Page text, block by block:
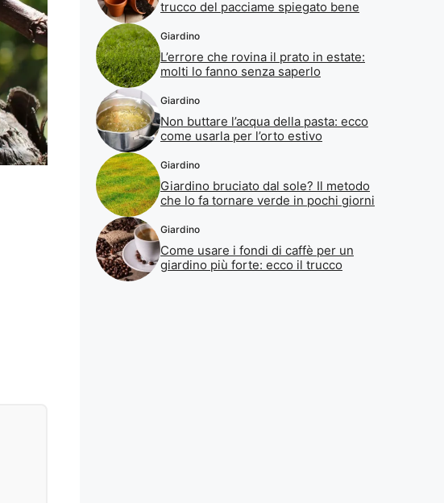
trucco del pacciame spiegato bene
Giardino
L’errore che rovina il prato in estate:
molti lo fanno senza saperlo
Giardino
Non buttare l’acqua della pasta: ecco
come usarla per l’orto estivo
Giardino
Giardino bruciato dal sole? Il metodo
che lo fa tornare verde in pochi giorni
Giardino
Come usare i fondi di caffè per un
giardino più forte: ecco il trucco